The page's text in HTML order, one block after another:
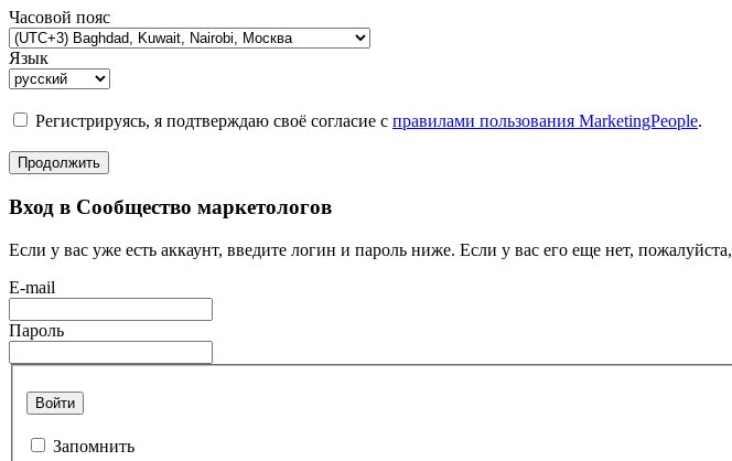
Часовой пояс
Язык
Регистрируясь, я подтверждаю своё согласие с правилами пользования MarketingPeople.
Продолжить
Вход в Сообщество маркетологов
Если у вас уже есть аккаунт, введите логин и пароль ниже. Если у вас его еще нет, пожалуйста,
E-mail
Пароль
Войти
Запомнить